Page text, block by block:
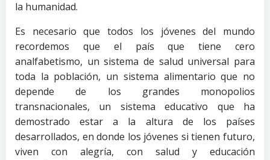
la humanidad.
Es necesario que todos los jóvenes del mundo
recordemos que el país que tiene cero
analfabetismo, un sistema de salud universal para
toda la población, un sistema alimentario que no
depende de los grandes monopolios
transnacionales, un sistema educativo que ha
demostrado estar a la altura de los países
desarrollados, en donde los jóvenes si tienen futuro,
viven con alegría, con salud y educación